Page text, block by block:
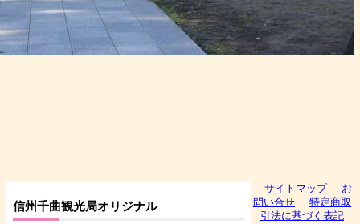
信州千曲観光局オリジナル
サイトマップ
お
問い合せ
特定商取
引法に基づく表記